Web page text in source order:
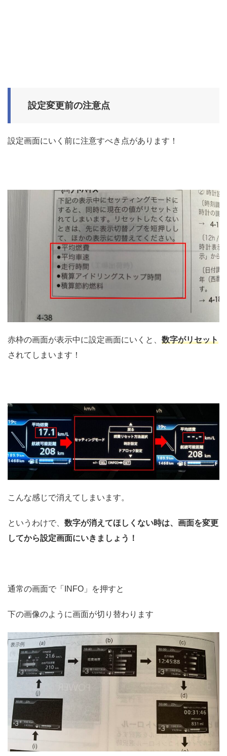
設定変更前の注意点
設定画面にいく前に注意すべき点があります！
赤枠の画面が表示中に設定画面にいくと、 数字がリセット
されてしまいます！
こんな感じで消えてしまいます。
というわけで、 数字が消えてほしくない時は、画面を変更
してから設定画面にいきましょう！
通常の画面で「INFO」を押すと
下の画像のように画面が切り替わります